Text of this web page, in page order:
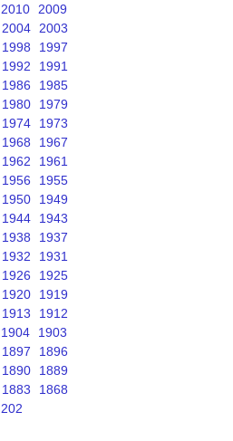
2010
2009
2004
2003
1998
1997
1992
1991
1986
1985
1980
1979
1974
1973
1968
1967
1962
1961
1956
1955
1950
1949
1944
1943
1938
1937
1932
1931
1926
1925
1920
1919
1913
1912
1904
1903
1897
1896
1890
1889
1883
1868
202